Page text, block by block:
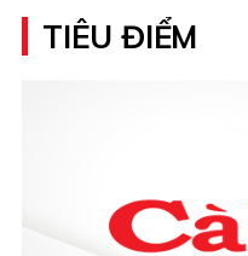
TIÊU ĐIỂM